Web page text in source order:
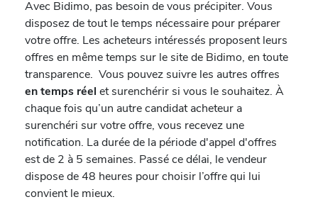
Avec Bidimo, pas besoin de vous précipiter. Vous
disposez de tout le temps nécessaire pour préparer
votre offre. Les acheteurs intéressés proposent leurs
offres en même temps sur le site de Bidimo, en toute
transparence. Vous pouvez suivre les autres offres
en temps réel et surenchérir si vous le souhaitez. À
chaque fois qu’un autre candidat acheteur a
surenchéri sur votre offre, vous recevez une
notification. La durée de la période d'appel d'offres
est de 2 à 5 semaines. Passé ce délai, le vendeur
dispose de 48 heures pour choisir l’offre qui lui
convient le mieux.